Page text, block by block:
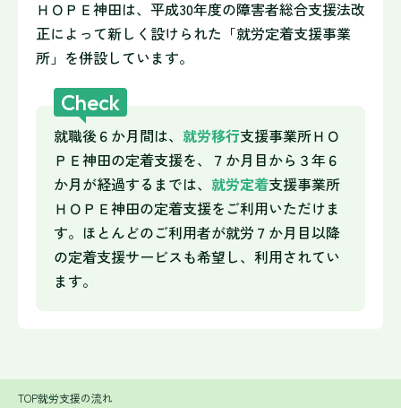
ＨＯＰＥ神田は、平成30年度の障害者総合支援法改
正によって新しく設けられた「就労定着支援事業
所」を併設しています。
Check
就職後６か月間は、 就労移行支援事業所ＨＯ
ＰＥ神田の定着支援を、７か月目から３年６
か月が経過するまでは、 就労定着支援事業所
ＨＯＰＥ神田の定着支援をご利用いただけま
す。ほとんどのご利用者が就労７か月目以降
の定着支援サービスも希望し、利用されてい
ます。
TOP就労支援の流れ